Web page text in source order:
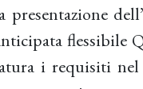
presentazione
flessibile
i requisiti nel